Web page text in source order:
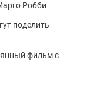
Робби
поделить
фильм с